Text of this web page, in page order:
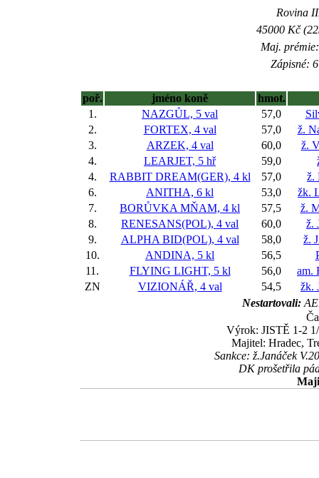
Rovina
45000 Kč
Maj.
Zápisné:
poř. jméno koně
hmot.
1.
NAZGŮL, 5 val 57,0
2.
FORTEX, 4 val 57,0
ž.
3.
ARZEK, 4 val 60,0
ž.
4.
LEARJET, 5 hř 59,0
4.
RABBIT DREAM(GER), 4 kl 57,0
ž.
6.
ANITHA, 6 kl 53,0
žk.
7.
BORŮVKA MŇAM, 4 kl 57,5
ž.
8.
RENESANS(POL), 4 val 60,0
ž.
9.
ALPHA BID(POL), 4 val 58,0
ž.
10.
ANDINA, 5 kl 56,5
11.
FLYING LIGHT, 5 kl 56,0
am.
ZN
VIZIONÁŘ, 4 val 54,5
žk.
Nestartovali:
Výrok: JISTĚ 1-2
Majitel: Hradec,
Sankce: ž.Janáček
DK prošetřila